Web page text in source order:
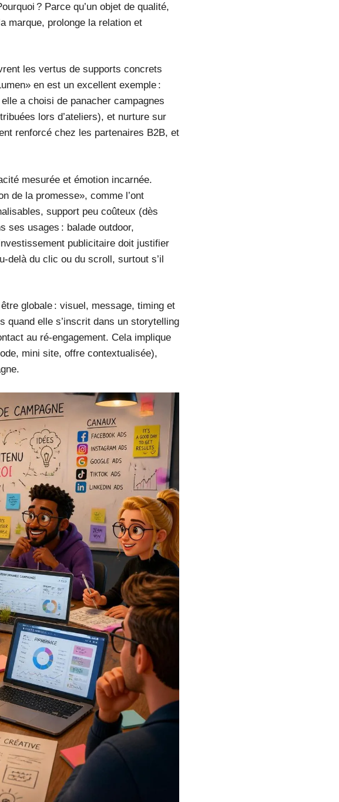
? Parce qu’un objet de qualité,
marque, prolonge la relation et
les vertus de supports concrets
en est un excellent exemple :
a choisi de panacher campagnes
lors d’ateliers), et nurture sur
renforcé chez les partenaires B2B, et
mesurée et émotion incarnée.
de la promesse», comme l’ont
support peu coûteux (dès
ses usages : balade outdoor,
publicitaire doit justifier
delà du clic ou du scroll, surtout s’il
globale : visuel, message, timing et
quand elle s’inscrit dans un storytelling
au ré-engagement. Cela implique
mini site, offre contextualisée),